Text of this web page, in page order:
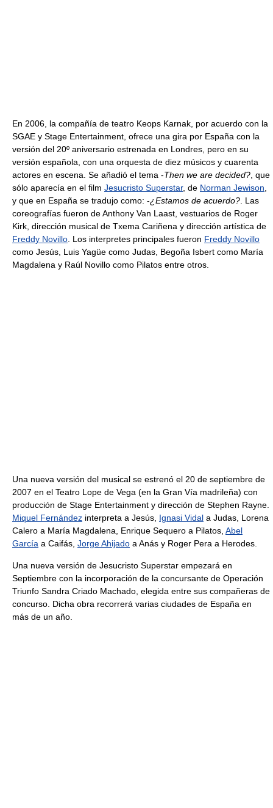
En 2006, la compañía de teatro Keops Karnak, por acuerdo con la
SGAE y Stage Entertainment, ofrece una gira por España con la
versión del 20º aniversario estrenada en Londres, pero en su
versión española, con una orquesta de diez músicos y cuarenta
actores en escena. Se añadió el tema -Then we are decided?, que
sólo aparecía en el film Jesucristo Superstar, de Norman Jewison,
y que en España se tradujo como: -¿Estamos de acuerdo?. Las
coreografías fueron de Anthony Van Laast, vestuarios de Roger
Kirk, dirección musical de Txema Cariñena y dirección artística de
Freddy Novillo. Los interpretes principales fueron Freddy Novillo
como Jesús, Luis Yagüe como Judas, Begoña Isbert como María
Magdalena y Raúl Novillo como Pilatos entre otros.
Una nueva versión del musical se estrenó el 20 de septiembre de
2007 en el Teatro Lope de Vega (en la Gran Vía madrileña) con
producción de Stage Entertainment y dirección de Stephen Rayne.
Miquel Fernández interpreta a Jesús, Ignasi Vidal a Judas, Lorena
Calero a María Magdalena, Enrique Sequero a Pilatos, Abel
García a Caifás, Jorge Ahijado a Anás y Roger Pera a Herodes.
Una nueva versión de Jesucristo Superstar empezará en
Septiembre con la incorporación de la concursante de Operación
Triunfo Sandra Criado Machado, elegida entre sus compañeras de
concurso. Dicha obra recorrerá varias ciudades de España en
más de un año.